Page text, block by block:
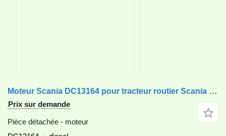
Moteur Scania DC13164 pour tracteur routier Scania P 450, R 450, S 450, Series - G 450
Prix sur demande
Pièce détachée - moteur